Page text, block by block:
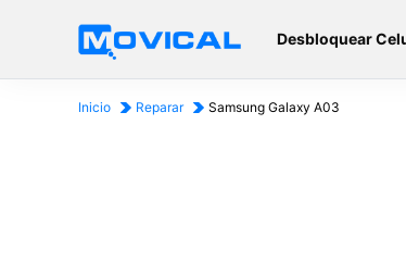
Desbloquear
Inicio Reparar Samsung Galaxy A03